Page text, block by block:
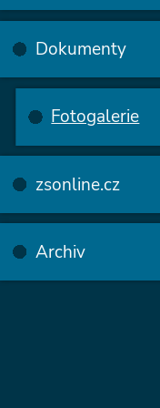
Dokumenty
Fotogalerie
zsonline.cz
Archiv